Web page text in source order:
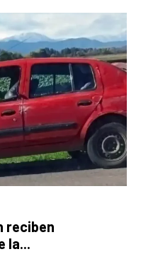
reciben
la...